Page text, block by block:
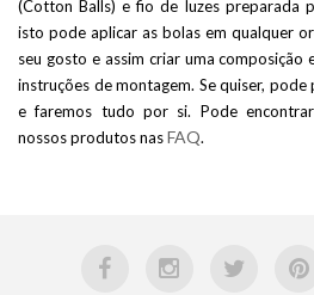
(Cotton Balls) e fio de luzes preparada
isto pode aplicar as bolas em qualquer
seu gosto e assim criar uma composição
instruções de montagem. Se quiser,
e faremos tudo por si. Pode
nossos produtos nasFAQ.